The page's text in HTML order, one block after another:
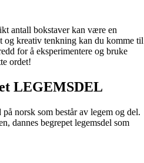
antall bokstaver kan være en
og kreativ tenkning kan du komme til
for å eksperimentere og bruke
ordet!
LEGEMSDEL
på norsk som består av legem og del.
dannes begrepet legemsdel som